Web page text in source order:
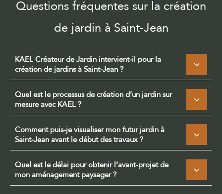
Questions fréquentes sur la création
de jardin à Saint-Jean
KAEL Créateur de Jardin intervient-il pour la
création de jardins à Saint-Jean ?
Quel est le processus de création d’un jardin sur
mesure avec KAEL ?
Comment puis-je visualiser mon futur jardin à
Saint-Jean avant le début des travaux ?
Quel est le délai pour obtenir l’avant-projet de
mon aménagement paysager ?